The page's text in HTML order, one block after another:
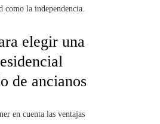
la independencia.
elegir una
de ancianos
en cuenta las ventajas